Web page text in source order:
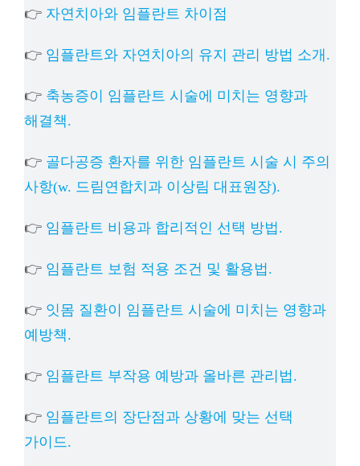
👉 자연치아와 임플란트 차이점
👉 임플란트와 자연치아의 유지 관리 방법 소개.
👉 축농증이 임플란트 시술에 미치는 영향과
해결책.
👉 골다공증 환자를 위한 임플란트 시술 시 주의
사항(w. 드림연합치과 이상림 대표원장).
👉 임플란트 비용과 합리적인 선택 방법.
👉 임플란트 보험 적용 조건 및 활용법.
👉 잇몸 질환이 임플란트 시술에 미치는 영향과
예방책.
👉 임플란트 부작용 예방과 올바른 관리법.
👉 임플란트의 장단점과 상황에 맞는 선택
가이드.